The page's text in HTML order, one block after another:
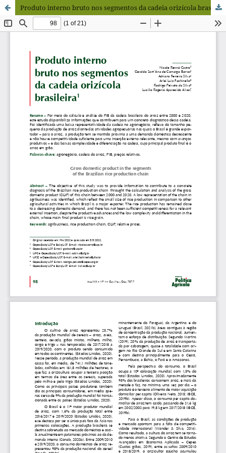
Produto interno bruto nos segmentos da cadeia orizícola brasileira